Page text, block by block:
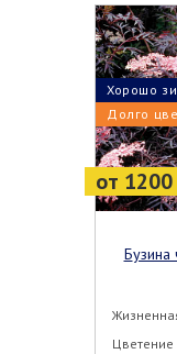
от
Долго
Хорошо
Бузина черная Sambucus nigra Black
Цветение